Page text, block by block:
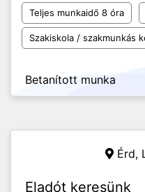
Teljes munkaidő 8 óra
Szakiskola / szakmunkás
Betanított munka
Érd,
Eladót keresünk